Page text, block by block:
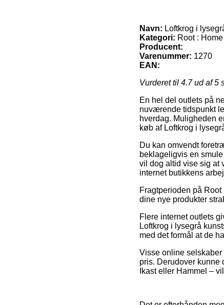
Navn: Loftkrog i
Kategori: Root :
Producent:
Varenummer: 1270
EAN:
Vurderet til 4.7ud af 5
En hel del outlets på
nuværende tidspunkt
hverdag. Muligheden
køb af Loftkrog i
Du kan omvendt
beklageligvis en
vil dog altid vise sig at
internet butikkens
Fragtperioden på
dine nye produkter
Flere internet outlets
Loftkrog i lysegrå
med det formål at de
Visse online
pris. Derudover kunne
Ikast eller Hammel –